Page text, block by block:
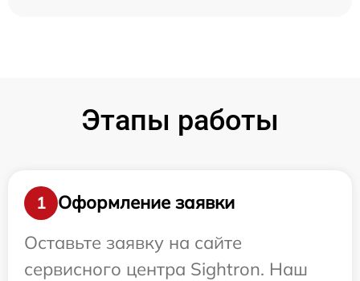
Этапы работы
1
Оформление заявки
Оставьте заявку на сайте
сервисного центра Sightron. Наш